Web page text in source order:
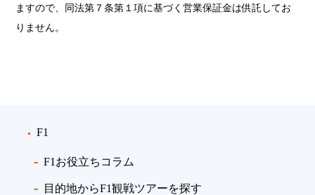
ますので、同法第７条第１項に基づく営業保証金は供託してお
りません。
F1
F1お役立ちコラム
目的地からF1観戦ツアーを探す